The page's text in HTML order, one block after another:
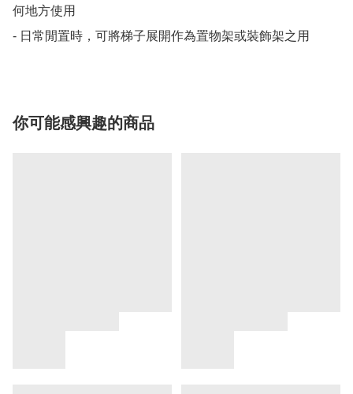
何地方使用
- 日常閒置時，可將梯子展開作為置物架或裝飾架之用
你可能感興趣的商品